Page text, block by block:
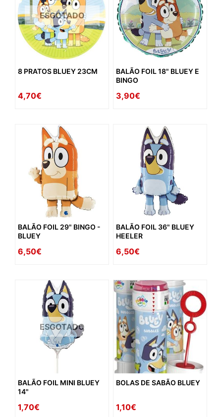
ESGOTADO
8 PRATOS BLUEY 23CM
4,70€
BALÃO FOIL 18" BLUEY E
BINGO
3,90€
BALÃO FOIL 29" BINGO -
BLUEY
6,50€
BALÃO FOIL 36" BLUEY
HEELER
6,50€
ESGOTADO
BALÃO FOIL MINI BLUEY
14"
1,70€
BOLAS DE SABÃO BLUEY
1,10€